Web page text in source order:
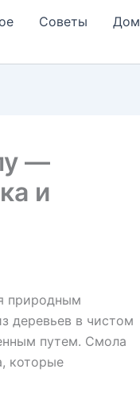
Советы Дом
—
и
природным
деревьев в чистом
путем. Смола
которые